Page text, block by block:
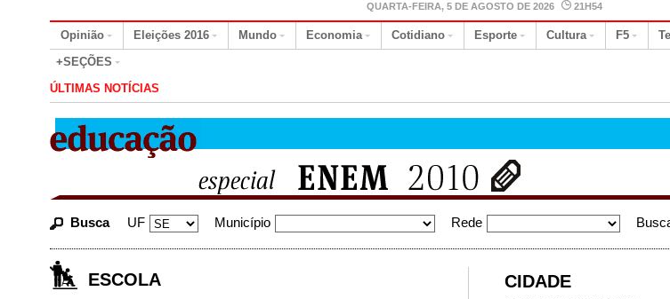
QUARTA-FEIRA, 5 DE AGOSTO DE 2026 21H54
Opinião Eleições 2016 Mundo Economia Cotidiano Esporte Cultura F5
+SEÇÕES
ÚLTIMAS NOTÍCIAS
Busca UF Município Rede
ESCOLA CIDADE